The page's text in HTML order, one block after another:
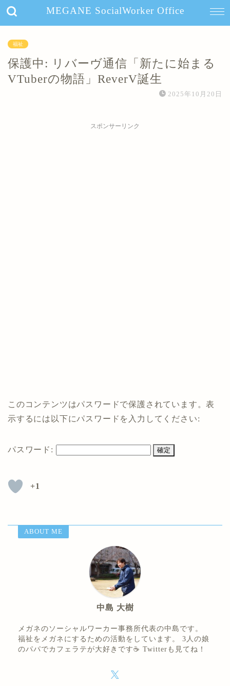
MEGANE SocialWorker Office
福祉
保護中: リバーヴ通信「新たに始まる
VTuberの物語」ReverV誕生
2025年10月20日
スポンサーリンク
このコンテンツはパスワードで保護されています。表
示するには以下にパスワードを入力してください:
パスワード:
+1
ABOUT ME
中島 大樹
メガネのソーシャルワーカー事務所代表の中島です。
福祉をメガネにするための活動をしています。 3人の娘
のパパでカフェラテが大好きです☕ Twitterも見てね！